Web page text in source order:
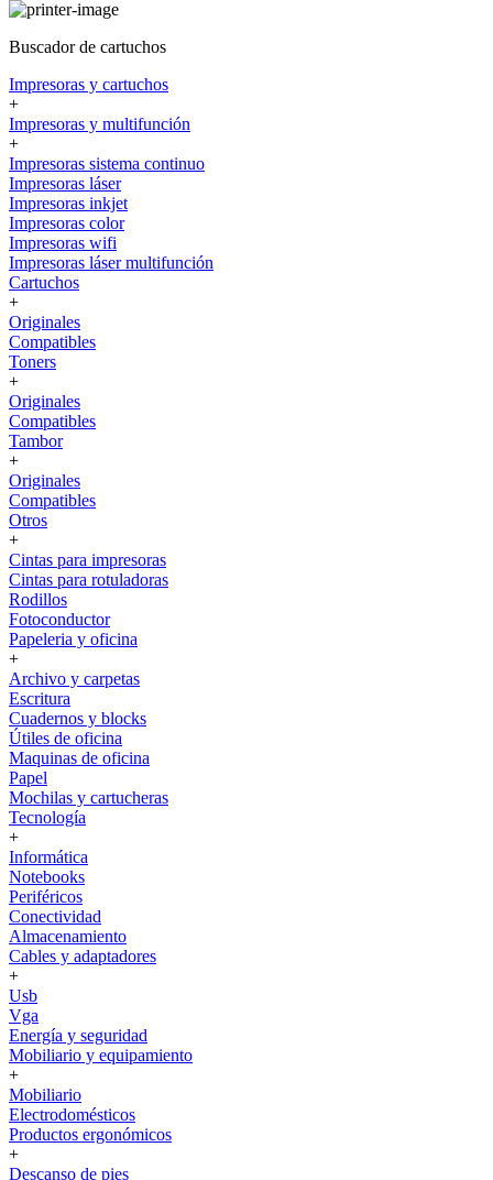
Buscador de cartuchos
Impresoras y cartuchos
+
Impresoras y multifunción
+
Impresoras sistema continuo
Impresoras láser
Impresoras inkjet
Impresoras color
Impresoras wifi
Impresoras láser multifunción
Cartuchos
+
Originales
Compatibles
Toners
+
Originales
Compatibles
Tambor
+
Originales
Compatibles
Otros
+
Cintas para impresoras
Cintas para rotuladoras
Rodillos
Fotoconductor
Papeleria y oficina
+
Archivo y carpetas
Escritura
Cuadernos y blocks
Útiles de oficina
Maquinas de oficina
Papel
Mochilas y cartucheras
Tecnología
+
Informática
Notebooks
Periféricos
Conectividad
Almacenamiento
Cables y adaptadores
+
Usb
Vga
Energía y seguridad
Mobiliario y equipamiento
+
Mobiliario
Electrodomésticos
Productos ergonómicos
+
Descanso de pies